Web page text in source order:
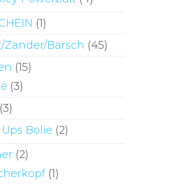
(1)
Zander/Barsch (45)
(15)
(3)
(3)
Bolie (2)
(2)
(1)